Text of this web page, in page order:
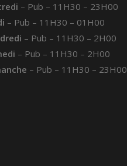
– Pub – 11H30 – 23H00
– Pub – 11H30 – 01H00
– Pub – 11H30 – 2H00
– Pub – 11H30 – 2H00
– Pub – 11H30 – 23H00